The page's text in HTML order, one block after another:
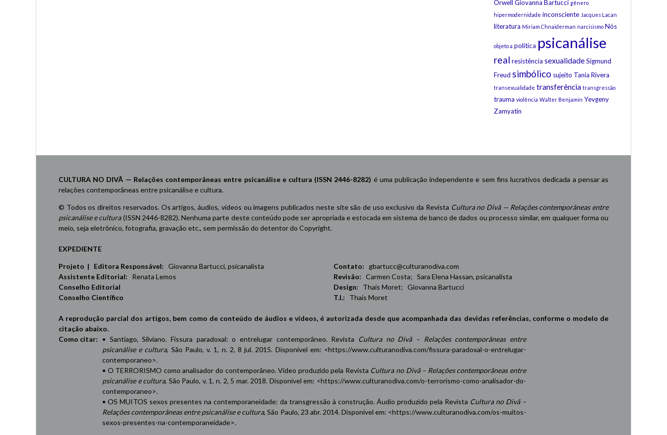
Orwell Giovanna Bartucci gênero
hipermodernidade inconsciente Jacques Lacan
literatura Miriam Chnaiderman narcisismo Nós
objeto a política psicanálise
real resistência sexualidade Sigmund
Freud simbólico sujeito Tania Rivera
transexualidade transferência transgressão
trauma violência Walter Benjamin Yevgeny
Zamyatin
CULTURA NO DIVÃ — Relações contemporâneas entre psicanálise e cultura (ISSN 2446-8282) é uma publicação independente e sem fins lucrativos dedicada a pensar as
relações contemporâneas entre psicanálise e cultura.
© Todos os direitos reservados. Os artigos, áudios, vídeos ou imagens publicados neste site são de uso exclusivo da Revista Cultura no Divã — Relações contemporâneas entre
psicanálise e cultura(ISSN 2446-8282). Nenhuma parte deste conteúdo pode ser apropriada e estocada em sistema de banco de dados ou processo similar, em qualquer forma ou
meio, seja eletrônico, fotografia, gravação etc., sem permissão do detentor do Copyright.
EXPEDIENTE
Projeto | Editora Responsável: Giovanna Bartucci, psicanalista
Assistente Editorial: Renata Lemos
Conselho Editorial
Conselho Científico
Contato: gbartucc@culturanodiva.com
Revisão: Carmen Costa; Sara Elena Hassan, psicanalista
Design: Thaís Moret; Giovanna Bartucci
T.I.: Thaís Moret
A reprodução parcial dos artigos, bem como de conteúdo de áudios e vídeos, é autorizada desde que acompanhada das devidas referências, conforme o modelo de
citação abaixo.
Como citar:
• Santiago, Silviano. Fissura paradoxal: o entrelugar contemporâneo. Revista Cultura no Divã – Relações contemporâneas entre
psicanálise e cultura, São Paulo, v. 1, n. 2, 8 jul. 2015. Disponível em: <https://www.culturanodiva.com/fissura-paradoxal-o-entrelugar-
contemporaneo>.
• O TERRORISMO como analisador do contemporâneo. Vídeo produzido pela Revista Cultura no Divã – Relações contemporâneas entre
psicanálise e cultura, São Paulo, v. 1, n. 2, 5 mar. 2018. Disponível em: <https://www.culturanodiva.com/o-terrorismo-como-analisador-do-
contemporaneo>.
• OS MUITOS sexos presentes na contemporaneidade: da transgressão à construção. Áudio produzido pela Revista Cultura no Divã –
Relações contemporâneas entre psicanálise e cultura, São Paulo, 23 abr. 2014. Disponível em: <https://www.culturanodiva.com/os-muitos-
sexos-presentes-na-contemporaneidade>.